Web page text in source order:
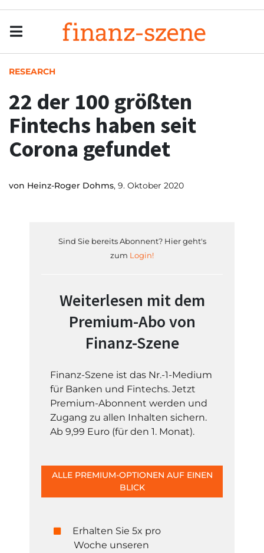
RESEARCH
22 der 100 größten
Fintechs haben seit
Corona gefundet
von Heinz-Roger Dohms, 9. Oktober 2020
Sind Sie bereits Abonnent? Hier geht's
zum Login!
Weiterlesen mit dem
Premium-Abo von
Finanz-Szene
Finanz-Szene ist das Nr.-1-Medium
für Banken und Fintechs. Jetzt
Premium-Abonnent werden und
Zugang zu allen Inhalten sichern.
Ab 9,99 Euro (für den 1. Monat).
ALLE PREMIUM-OPTIONEN AUF EINEN
BLICK
Erhalten Sie 5x pro
Woche unseren